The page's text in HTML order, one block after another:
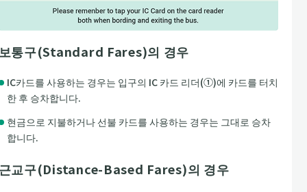
통구(Standard Fares)의 경우
IC카드를 사용하는 경우는 입구의 IC 카드 리더(①)에 카드를 터치
한 후 승차합니다.
현금으로 지불하거나 선불 카드를 사용하는 경우는 그대로 승차
합니다.
교구(Distance-Based Fares)의 경우